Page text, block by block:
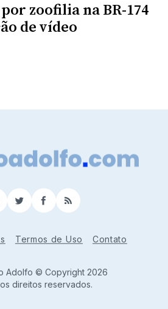
zoofilia na BR-174
de vídeo
TwitterFacebook
RSS
Termos de Uso Contato
Adolfo © Copyright 2026
direitos reservados.